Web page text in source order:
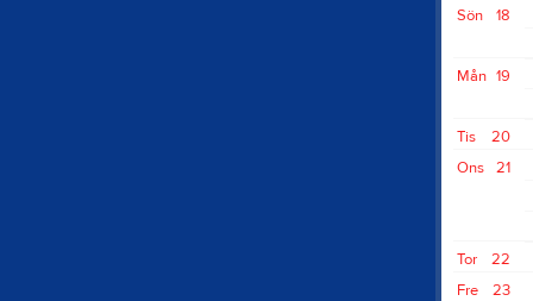
18
Sön
19
Mån
20
Tis
21
Ons
22
Tor
23
Fre